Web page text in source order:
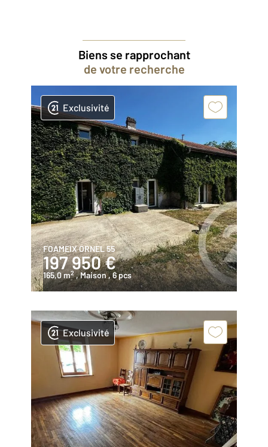
Biens se rapprochant
de votre recherche
Exclusivité
FOAMEIX ORNEL 55
197 950 €
165,0 m2 , Maison, 6 pcs
Exclusivité